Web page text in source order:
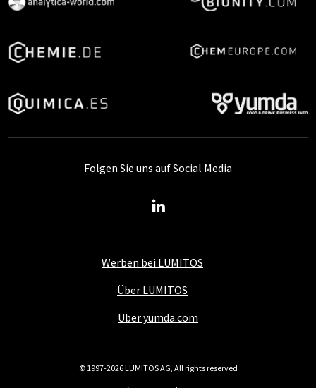
Werben bei LUMITOS
Über LUMITOS
Über yumda.com
Folgen Sie uns auf Social Media
© 1997-2026 LUMITOS AG, All rights reserved